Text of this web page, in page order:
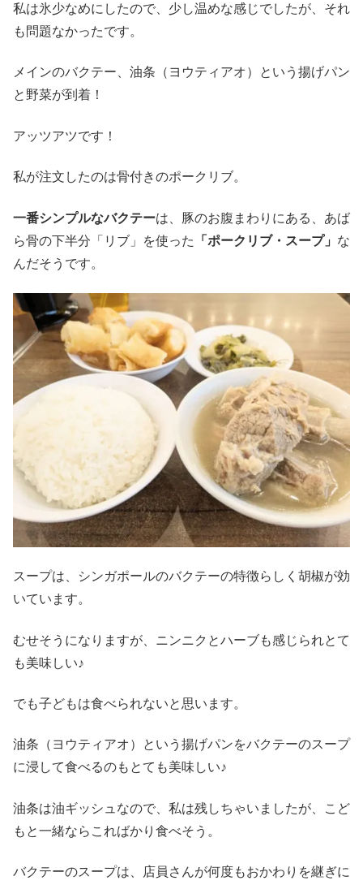
私は氷少なめにしたので、少し温めな感じでしたが、それ
も問題なかったです。
メインのバクテー、油条（ヨウティアオ）という揚げパン
と野菜が到着！
アッツアツです！
私が注文したのは骨付きのポークリブ。
一番シンプルなバクテーは、豚のお腹まわりにある、あば
ら骨の下半分「リブ」を使った
「ポークリブ・スープ」 な
んだそうです。
スープは、シンガポールのバクテーの特徴らしく胡椒が効
いています。
むせそうになりますが、ニンニクとハーブも感じられとて
も美味しい♪
でも子どもは食べられないと思います。
油条（ヨウティアオ）という揚げパンをバクテーのスープ
に浸して食べるのもとても美味しい♪
油条は油ギッシュなので、私は残しちゃいましたが、こど
もと一緒ならこればかり食べそう。
バクテーのスープは、店員さんが何度もおかわりを継ぎに